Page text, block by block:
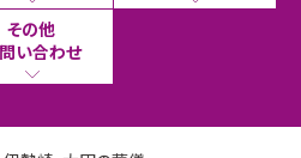
その他
い合わせ